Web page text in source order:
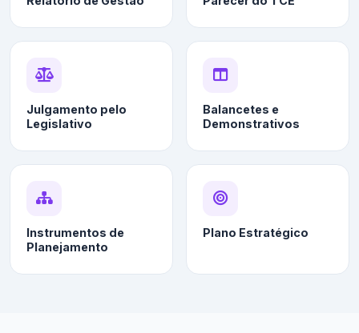
Julgamento pelo
Legislativo
Balancetes e
Demonstrativos
Instrumentos de
Planejamento
Plano Estratégico